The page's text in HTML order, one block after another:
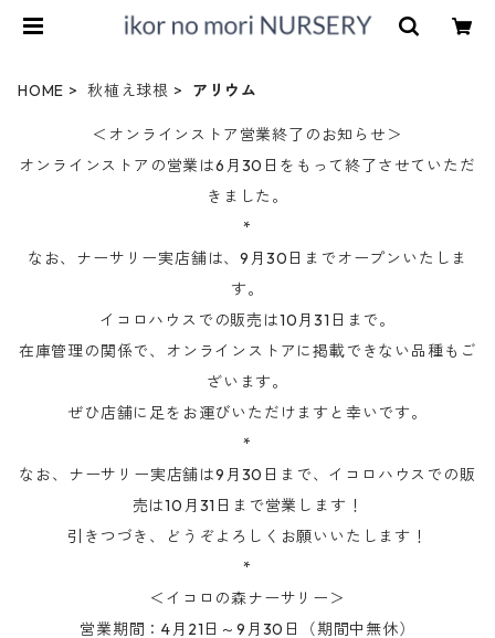
HOME 秋植え球根 アリウム
＜オンラインストア営業終了のお知らせ＞
オンラインストアの営業は6月30日をもって終了させていただ
きました。
*
なお、ナーサリー実店舗は、9月30日までオープンいたしま
す。
イコロハウスでの販売は10月31日まで。
在庫管理の関係で、オンラインストアに掲載できない品種もご
ざいます。
ぜひ店舗に足をお運びいただけますと幸いです。
*
なお、ナーサリー実店舗は9月30日まで、イコロハウスでの販
売は10月31日まで営業します！
引きつづき、どうぞよろしくお願いいたします！
*
＜イコロの森ナーサリー＞
営業期間：4月21日～9月30日（期間中無休）